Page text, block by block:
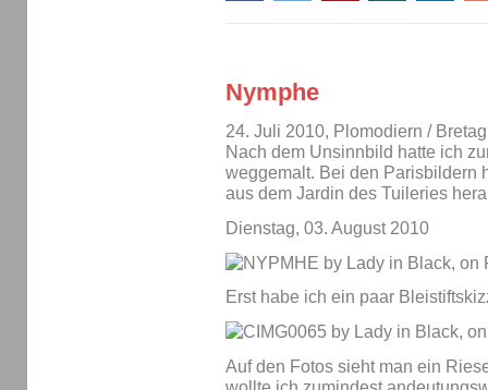
Nymphe
24. Juli 2010, Plomodiern /
Nach dem Unsinnbild hatte ich
weggemalt. Bei den Parisbildern
aus dem Jardin des Tuileries
Dienstag, 03. August 2010
Erst habe ich ein paar
Auf den Fotos sieht man ein